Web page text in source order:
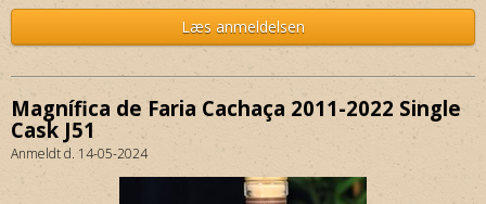
Læs anmeldelsen
Magnífica de Faria Cachaça 2011-2022 Single
Cask J51
Anmeldt d. 14-05-2024